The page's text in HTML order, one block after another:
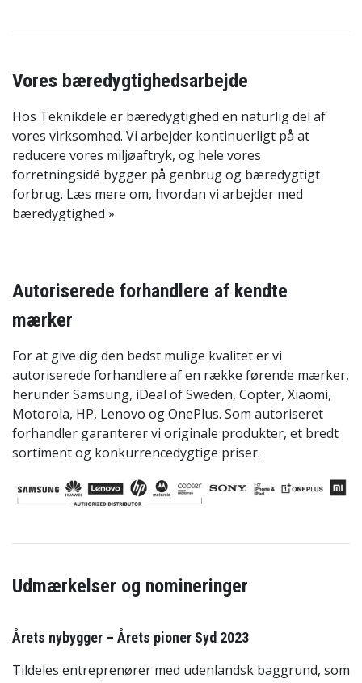
Vores bæredygtighedsarbejde
Hos Teknikdele er bæredygtighed en naturlig del af
vores virksomhed. Vi arbejder kontinuerligt på at
reducere vores miljøaftryk, og hele vores
forretningsidé bygger på genbrug og bæredygtigt
forbrug. Læs mere om, hvordan vi arbejder med
bæredygtighed »
Autoriserede forhandlere af kendte
mærker
For at give dig den bedst mulige kvalitet er vi
autoriserede forhandlere af en række førende mærker,
herunder Samsung, iDeal of Sweden, Copter, Xiaomi,
Motorola, HP, Lenovo og OnePlus. Som autoriseret
forhandler garanterer vi originale produkter, et bredt
sortiment og konkurrencedygtige priser.
Udmærkelser og nomineringer
Årets nybygger – Årets pioner Syd 2023
Tildeles entreprenører med udenlandsk baggrund, som